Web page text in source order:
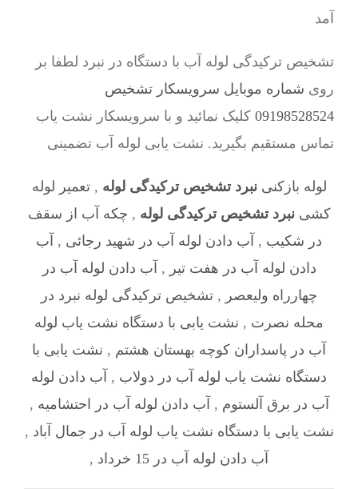
آمد
تشخیص ترکیدگی لوله آب با دستگاه در نبرد لطفا بر
روی شماره موبایل سرویسکار تشخیص
09198528524 کلیک نمائید و با سرویسکار نشت یاب
تماس مستقیم بگیرید. نشت یابی لوله آب تضمینی
لوله بازکنینبرد تشخیص ترکیدگی لوله ,تعمیر لوله
کشینبرد تشخیص ترکیدگی لوله , چکه آب از سقف
در شکیب , آب دادن لوله آب در شهید رجائی , آب
دادن لوله آب در هفت تیر , آب دادن لوله آب در
چهارراه ولیعصر , تشخیص ترکیدگی لوله نبرد در
محله نصرت , نشت یابی با دستگاه نشت یاب لوله
آب در پاسداران کوچه بهستان هشتم , نشت یابی با
دستگاه نشت یاب لوله آب در دولاب , آب دادن لوله
آب در برق آلستوم , آب دادن لوله آب در احتشامیه ,
نشت یابی با دستگاه نشت یاب لوله آب در جمال آباد ,
آب دادن لوله آب در 15 خرداد
,